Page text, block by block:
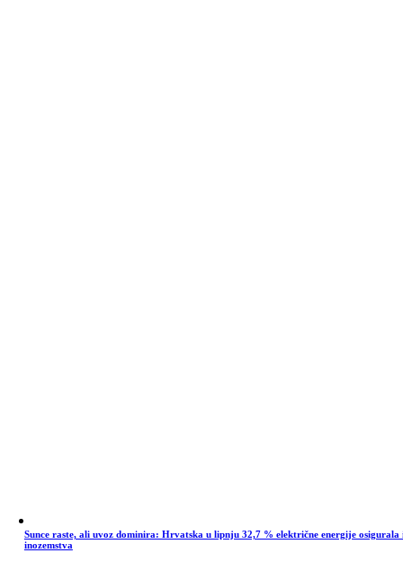
Sunce raste, ali uvoz dominira: Hrvatska u lipnju 32,7 % električne energije osigurala
inozemstva